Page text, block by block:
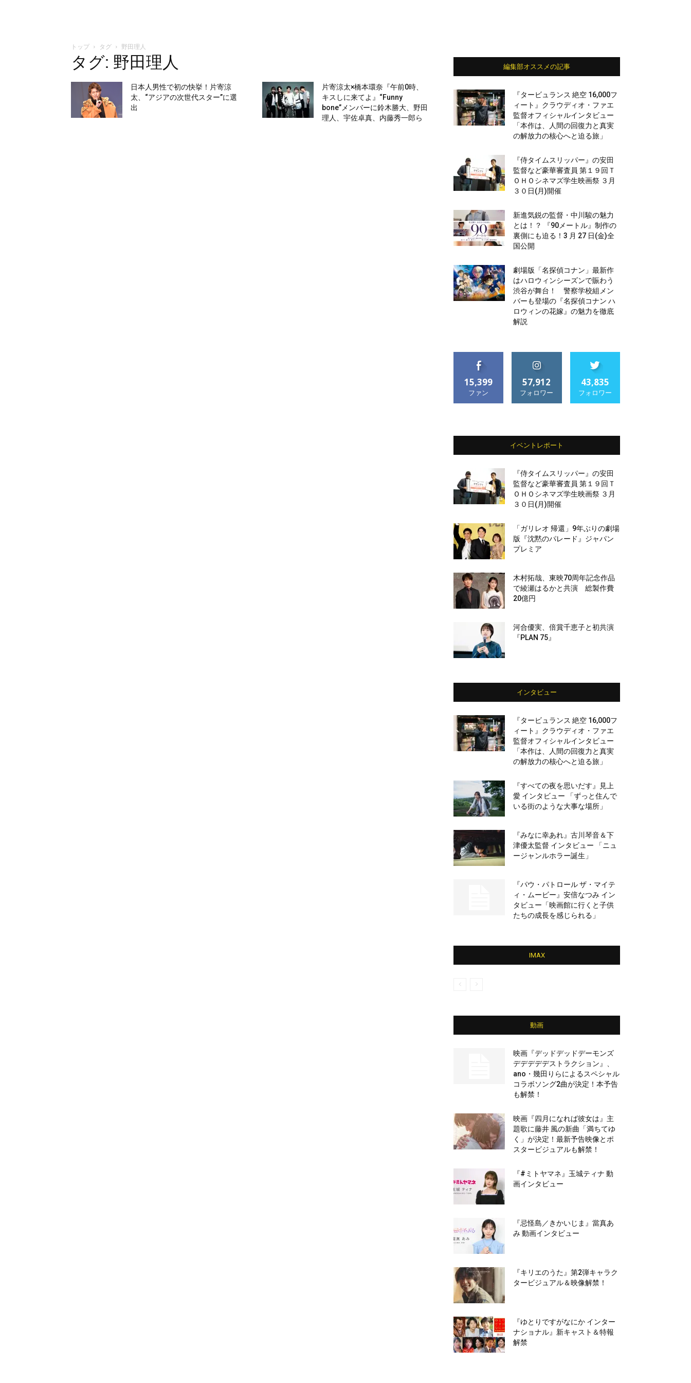
トップ タグ 野田理人
タグ: 野田理人
日本人男性で初の快挙！片寄涼
太、“アジアの次世代スター”に選
出
片寄涼太×橋本環奈『午前0時、
キスしに来てよ』“Funny
bone”メンバーに鈴木勝大、野田
理人、宇佐卓真、内藤秀一郎ら
編集部オススメの記事
『タービュランス 絶空 16,000フ
ィート』クラウディオ・ファエ
監督オフィシャルインタビュー
「本作は、人間の回復力と真実
の解放力の核心へと迫る旅」
『侍タイムスリッパー』の安田
監督など豪華審査員 第１９回Ｔ
ＯＨＯシネマズ学生映画祭 ３月
３０日(月)開催
新進気鋭の監督・中川駿の魅力
とは！？ 『90メートル』制作の
裏側にも迫る！3 月 27 日(金)全
国公開
劇場版「名探偵コナン」最新作
はハロウィンシーズンで賑わう
渋谷が舞台！ 警察学校組メン
バーも登場の『名探偵コナン ハ
ロウィンの花嫁』の魅力を徹底
解説
15,399
ファン
57,912
フォロワー
43,835
フォロワー
イベントレポート
『侍タイムスリッパー』の安田
監督など豪華審査員 第１９回Ｔ
ＯＨＯシネマズ学生映画祭 ３月
３０日(月)開催
「ガリレオ 帰還」9年ぶりの劇場
版『沈黙のパレード』ジャパン
プレミア
木村拓哉、東映70周年記念作品
で綾瀬はるかと共演 総製作費
20億円
河合優実、倍賞千恵子と初共演
『PLAN 75』
インタビュー
『タービュランス 絶空 16,000フ
ィート』クラウディオ・ファエ
監督オフィシャルインタビュー
「本作は、人間の回復力と真実
の解放力の核心へと迫る旅」
『すべての夜を思いだす』見上
愛 インタビュー 「ずっと住んで
いる街のような大事な場所」
『みなに幸あれ』古川琴音＆下
津優太監督 インタビュー 「ニュ
ージャンルホラー誕生」
『パウ・パトロール ザ・マイテ
ィ・ムービー』安倍なつみ イン
タビュー「映画館に行くと子供
たちの成長を感じられる」
IMAX
動画
映画『デッドデッドデーモンズ
デデデデデストラクション』、
ano・幾田りらによるスペシャル
コラボソング2曲が決定！本予告
も解禁！
映画『四月になれば彼女は』主
題歌に藤井 風の新曲「満ちてゆ
く」が決定！最新予告映像とポ
スタービジュアルも解禁！
『#ミトヤマネ』玉城ティナ 動
画インタビュー
『忌怪島／きかいじま』當真あ
み 動画インタビュー
『キリエのうた』第2弾キャラク
タービジュアル＆映像解禁！
『ゆとりですがなにか インター
ナショナル』新キャスト＆特報
解禁